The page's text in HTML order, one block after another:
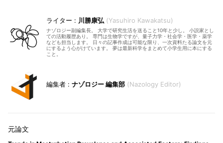
川勝康弘 Yasuhiro Kawakatsu
ナゾロジー副編集長。 大学で研究生活を送ること10年と少し。 小説家とし
ての活動履歴あり。 専門は生物学ですが、量子力学・社会学・医学・薬学
なども担当します。 日々の記事作成は可能な限り、一次資料たる論文を元
にするよう心がけています。 夢は最新科学をまとめて小学生用に本にする
こと。
ナゾロジー 編集部 Nazology Editor